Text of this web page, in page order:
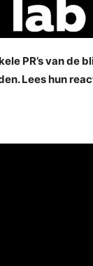
PR’s van de
Lees hun